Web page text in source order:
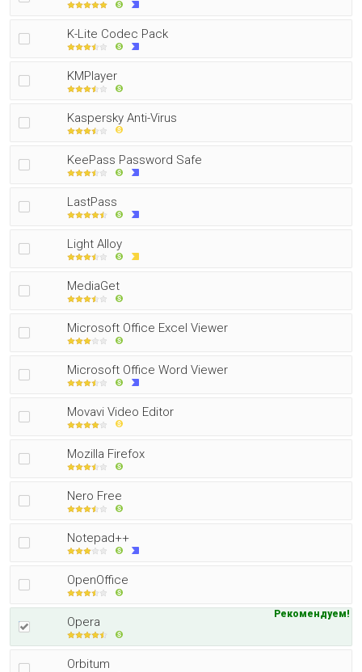
K-Lite Codec Pack
KMPlayer
Kaspersky Anti-Virus
KeePass Password Safe
LastPass
Light Alloy
MediaGet
Microsoft Office Excel Viewer
Microsoft Office Word Viewer
Movavi Video Editor
Mozilla Firefox
Nero Free
Notepad++
OpenOffice
Opera
Рекомендуем!
Orbitum